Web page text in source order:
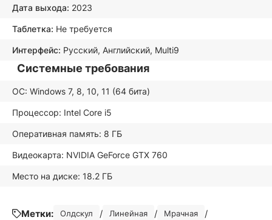
Дата выхода: 2023
Таблетка: Не требуется
Интерфейс: Русский, Английский, Multi9
Системные требования
ОС: Windows 7, 8, 10, 11 (64 бита)
Процессор: Intel Core i5
Оперативная память: 8 ГБ
Видеокарта: NVIDIA GeForce GTX 760
Место на диске: 18.2 ГБ
Метки: Олдскул / Линейная / Мрачная /